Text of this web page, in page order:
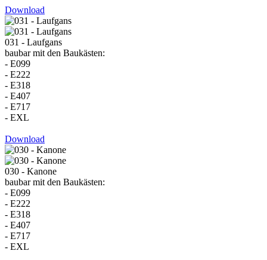
Download
031 - Laufgans
baubar mit den Baukästen:
- E099
- E222
- E318
- E407
- E717
- EXL
Download
030 - Kanone
baubar mit den Baukästen:
- E099
- E222
- E318
- E407
- E717
- EXL